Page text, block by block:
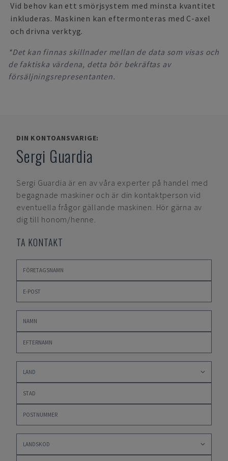
Vid behov kan ett smörjsystem med minsta kvantitet
inkluderas. Maskinen kan eftermonteras med C-axel
och drivna verktyg.
*Det kan finnas skillnader mellan de data som visas och
de faktiska värdena, detta bör bekräftas av
försäljningsrepresentanten.
DIN KONTOANSVARIGE:
Sergi Guardia
Sergi Guardia är en av våra experter på handel med
begagnade maskiner och är din kontaktperson vid
eventuella frågor gällande maskinen. Hör gärna av
dig till honom/henne.
TA KONTAKT